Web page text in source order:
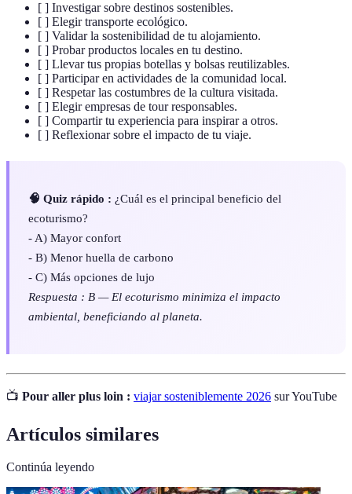
[ ] Investigar sobre destinos sostenibles.
[ ] Elegir transporte ecológico.
[ ] Validar la sostenibilidad de tu alojamiento.
[ ] Probar productos locales en tu destino.
[ ] Llevar tus propias botellas y bolsas reutilizables.
[ ] Participar en actividades de la comunidad local.
[ ] Respetar las costumbres de la cultura visitada.
[ ] Elegir empresas de tour responsables.
[ ] Compartir tu experiencia para inspirar a otros.
[ ] Reflexionar sobre el impacto de tu viaje.
🧠 Quiz rápido : ¿Cuál es el principal beneficio del
ecoturismo?
- A) Mayor confort
- B) Menor huella de carbono
- C) Más opciones de lujo
Respuesta : B — El ecoturismo minimiza el impacto
ambiental, beneficiando al planeta.
📺 Pour aller plus loin : viajar sosteniblemente 2026 sur YouTube
Artículos similares
Continúa leyendo